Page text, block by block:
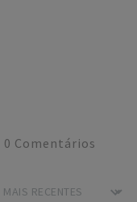
0 Comentários